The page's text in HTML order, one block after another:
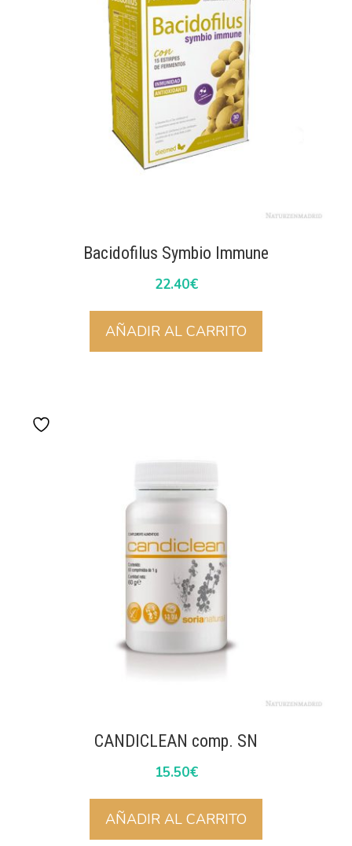
Bacidofilus Symbio Immune
22.40€
AÑADIR AL CARRITO
CANDICLEAN comp. SN
15.50€
AÑADIR AL CARRITO